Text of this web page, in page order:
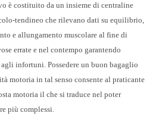
è costituito da un insieme di centraline
tendineo che rilevano dati su equilibrio,
e allungamento muscolare al fine di
errate e nel contempo garantendo
infortuni. Possedere un buon bagaglio
motoria in tal senso consente al praticante
motoria il che si traduce nel poter
più complessi.